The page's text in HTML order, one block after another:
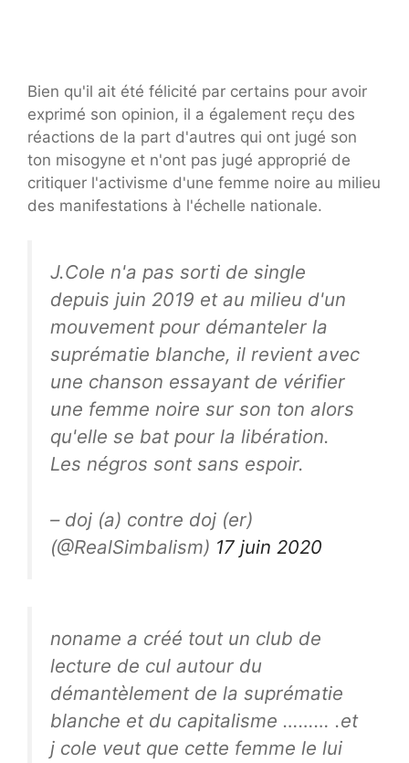
Bien qu'il ait été félicité par certains pour avoir
exprimé son opinion, il a également reçu des
réactions de la part d'autres qui ont jugé son
ton misogyne et n'ont pas jugé approprié de
critiquer l'activisme d'une femme noire au milieu
des manifestations à l'échelle nationale.
J.Cole n'a pas sorti de single
depuis juin 2019 et au milieu d'un
mouvement pour démanteler la
suprématie blanche, il revient avec
une chanson essayant de vérifier
une femme noire sur son ton alors
qu'elle se bat pour la libération.
Les négros sont sans espoir.
– doj (a) contre doj (er)
(@RealSimbalism) 17 juin 2020
noname a créé tout un club de
lecture de cul autour du
démantèlement de la suprématie
blanche et du capitalisme ……… .et
j cole veut que cette femme le lui